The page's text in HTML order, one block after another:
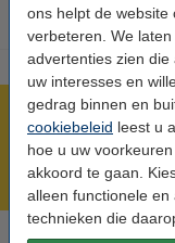
ons helpt de website
verbeteren. We
advertenties zien die
uw interesses en
gedrag binnen en
cookiebeleid leest u
hoe u uw
akkoord te gaan.
alleen functionele
technieken die
Meer dan 5 miljoen
Voor 22.00 uur